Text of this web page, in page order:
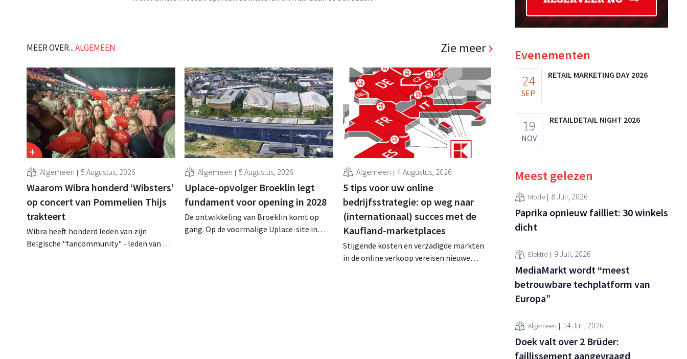
MEER OVER...ALGEMEEN Zie meer
Algemeen 5 Augustus, 2026
Waarom Wibra honderd ‘Wibsters’
op concert van Pommelien Thijs
trakteert
Wibra heeft honderd leden van zijn
Belgische "fancommunity" - leden van het
Algemeen 5 Augustus, 2026
Uplace-opvolger Broeklin legt
fundament voor opening in 2028
De ontwikkeling van Broeklin komt op
gang. Op de voormalige Uplace-site in
Algemeen 4 Augustus, 2026
5 tips voor uw online
bedrijfsstrategie: op weg naar
(internationaal) succes met de
Kaufland-marketplaces
Stijgende kosten en verzadigde markten
in de online verkoop vereisen nieuwe
Evenementen
24
SEP
RETAIL MARKETING DAY 2026
19
NOV
RETAILDETAIL NIGHT 2026
Meest gelezen
Mode 8 Juli, 2026
Paprika opnieuw failliet: 30 winkels
dicht
Elektro 9 Juli, 2026
MediaMarkt wordt “meest
betrouwbare techplatform van
Europa”
Algemeen 14 Juli, 2026
Doek valt over 2 Brüder:
faillissement aangevraagd